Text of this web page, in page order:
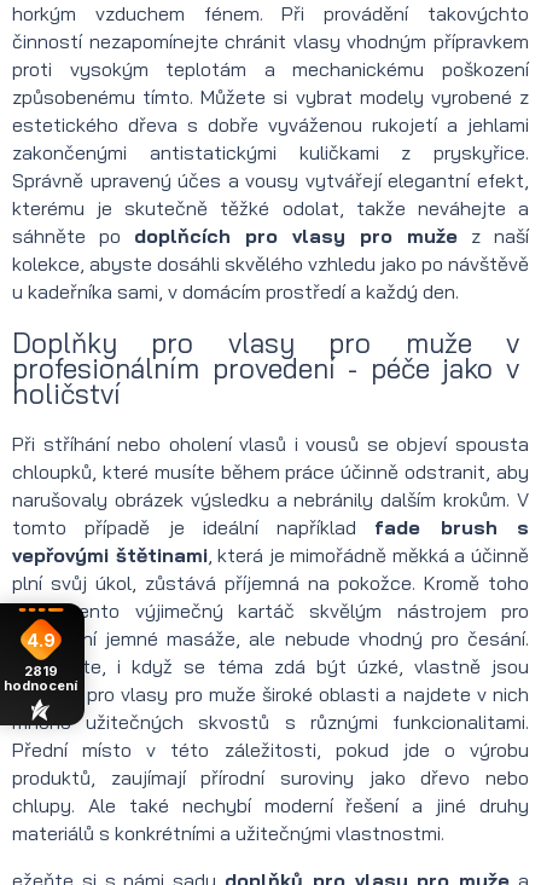
horkým vzduchem fénem. Při provádění takovýchto
činností nezapomínejte chránit vlasy vhodným přípravkem
proti vysokým teplotám a mechanickému poškození
způsobenému tímto. Můžete si vybrat modely vyrobené z
estetického dřeva s dobře vyváženou rukojetí a jehlami
zakončenými antistatickými kuličkami z pryskyřice.
Správně upravený účes a vousy vytvářejí elegantní efekt,
kterému je skutečně těžké odolat, takže neváhejte a
sáhněte po doplňcích pro vlasy pro muže z naší
kolekce, abyste dosáhli skvělého vzhledu jako po návštěvě
u kadeřníka sami, v domácím prostředí a každý den.
Doplňky pro vlasy pro muže v
profesionálním provedení - péče jako v
holičství
Při stříhání nebo oholení vlasů i vousů se objeví spousta
chloupků, které musíte během práce účinně odstranit, aby
narušovaly obrázek výsledku a nebránily dalším krokům. V
tomto případě je ideální například fade brush s
vepřovými štětinami, která je mimořádně měkká a účinně
plní svůj úkol, zůstává příjemná na pokožce. Kromě toho
bude tento výjimečný kartáč skvělým nástrojem pro
provedení jemné masáže, ale nebude vhodný pro česání.
Jak vidíte, i když se téma zdá být úzké, vlastně jsou
doplňky pro vlasy pro muže široké oblasti a najdete v nich
mnoho užitečných skvostů s různými funkcionalitami.
Přední místo v této záležitosti, pokud jde o výrobu
produktů, zaujímají přírodní suroviny jako dřevo nebo
chlupy. Ale také nechybí moderní řešení a jiné druhy
materiálů s konkrétními a užitečnými vlastnostmi.
4.9
2819
hodnocení